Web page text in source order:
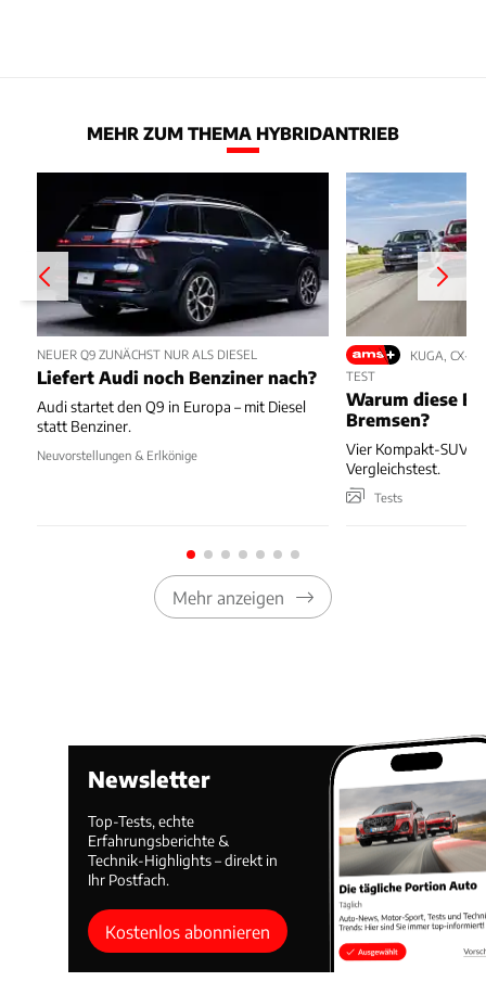
MEHR ZUM THEMA HYBRIDANTRIEB
NEUER Q9 ZUNÄCHST NUR ALS DIESEL
Liefert Audi noch Benziner nach?
Audi startet den Q9 in Europa – mit Diesel
statt Benziner.
Neuvorstellungen & Erlkönige
KUGA, CX-5,
TEST
Warum diese
Bremsen?
Vier Kompakt-SUV
Vergleichstest.
Tests
Mehr anzeigen
Newsletter
Top-Tests, echte
Erfahrungsberichte &
Technik-Highlights – direkt in
Ihr Postfach.
Kostenlos abonnieren